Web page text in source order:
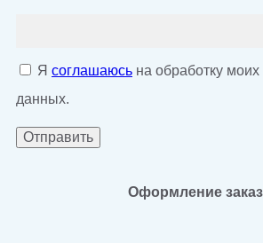
Я соглашаюсь на обработку
данных.
Оформление